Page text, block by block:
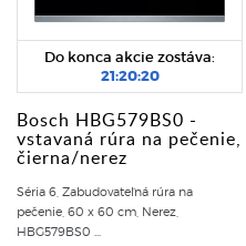
Do konca akcie zostáva:
21:20:20
Bosch HBG579BS0 -
vstavaná rúra na pečenie,
čierna/nerez
Séria 6, Zabudovateľná rúra na
pečenie, 60 x 60 cm, Nerez,
HBG579BS0 ...